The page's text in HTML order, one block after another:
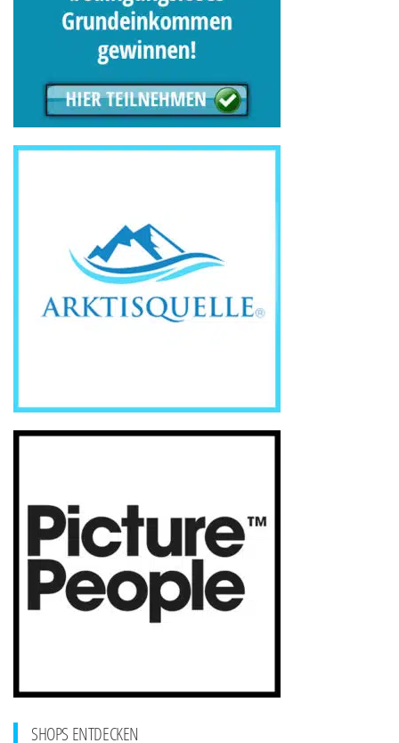
SHOPS ENTDECKEN